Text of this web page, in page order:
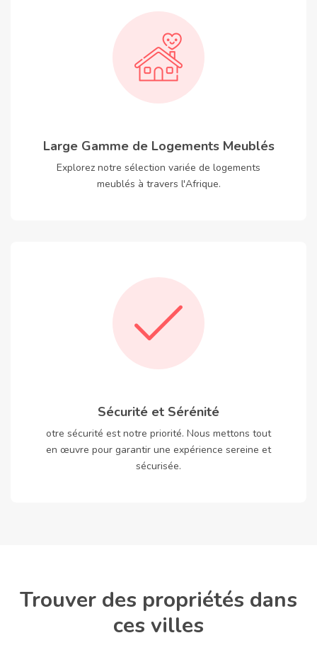
Large Gamme de Logements Meublés
Explorez notre sélection variée de logements
meublés à travers l'Afrique.
Sécurité et Sérénité
otre sécurité est notre priorité. Nous mettons tout
en œuvre pour garantir une expérience sereine et
sécurisée.
Trouver des propriétés dans
ces villes